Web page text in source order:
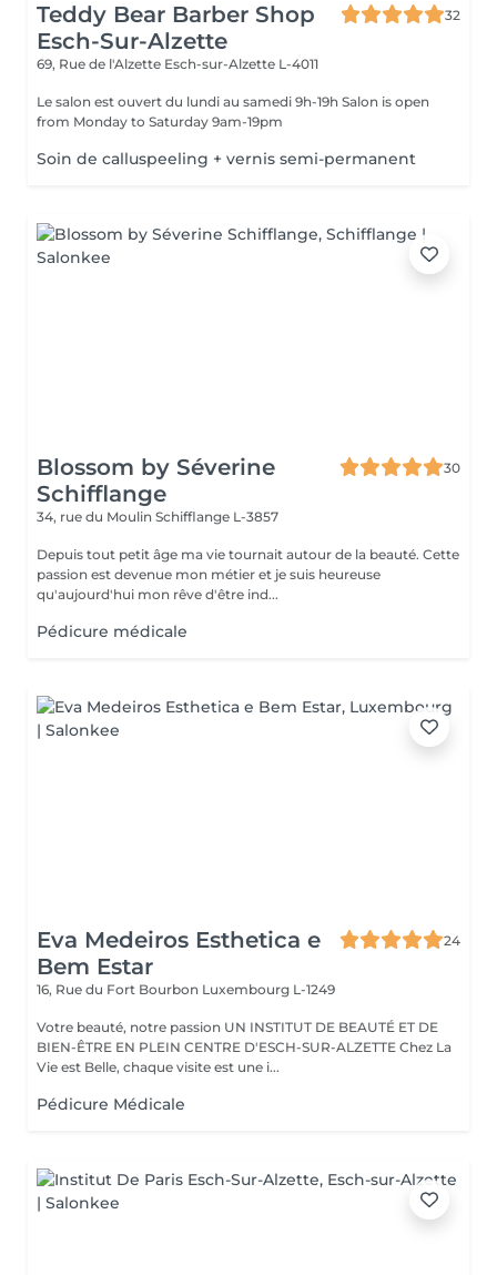
Teddy Bear Barber Shop
Esch-Sur-Alzette
32
69, Rue de l'Alzette Esch-sur-Alzette L-4011
Le salon est ouvert du lundi au samedi 9h-19h Salon is open
from Monday to Saturday 9am-19pm
Soin de calluspeeling + vernis semi-permanent
Blossom by Séverine
Schifflange
30
34, rue du Moulin Schifflange L-3857
Depuis tout petit âge ma vie tournait autour de la beauté. Cette
passion est devenue mon métier et je suis heureuse
qu'aujourd'hui mon rêve d'être ind...
Pédicure médicale
Eva Medeiros Esthetica e
Bem Estar
24
16, Rue du Fort Bourbon Luxembourg L-1249
Votre beauté, notre passion UN INSTITUT DE BEAUTÉ ET DE
BIEN-ÊTRE EN PLEIN CENTRE D'ESCH-SUR-ALZETTE Chez La
Vie est Belle, chaque visite est une i...
Pédicure Médicale